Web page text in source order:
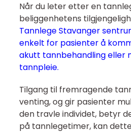
Når du leter etter en
beliggenhetens
Tannlege Stavanger
enkelt for pasienter å
akutt tannbehandling eller
tannpleie.
Tilgang til fremragende
venting, og gir pasienter
den travle individet, betyr
på tannlegetimer, kan